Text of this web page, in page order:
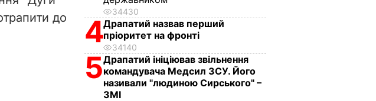
до
34430
4Драпатий назвав перший
пріоритет на фронті
34140
5Драпатий ініціював звільнення
командувача Медсил ЗСУ. Його
називали "людиною Сирського" –
ЗМІ